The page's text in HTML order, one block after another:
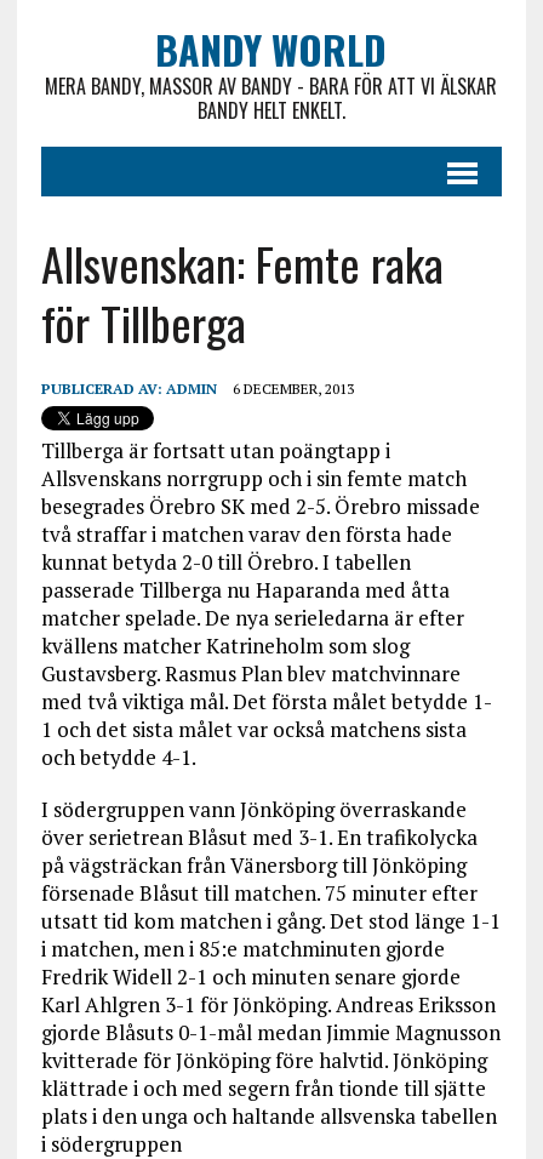
BANDY WORLD
MERA BANDY, MASSOR AV BANDY - BARA FÖR ATT VI ÄLSKAR
BANDY HELT ENKELT.
Allsvenskan: Femte raka
för Tillberga
PUBLICERAD AV: ADMIN 6 DECEMBER, 2013
Tillberga är fortsatt utan poängtapp i
Allsvenskans norrgrupp och i sin femte match
besegrades Örebro SK med 2-5. Örebro missade
två straffar i matchen varav den första hade
kunnat betyda 2-0 till Örebro. I tabellen
passerade Tillberga nu Haparanda med åtta
matcher spelade. De nya serieledarna är efter
kvällens matcher Katrineholm som slog
Gustavsberg. Rasmus Plan blev matchvinnare
med två viktiga mål. Det första målet betydde 1-
1 och det sista målet var också matchens sista
och betydde 4-1.
I södergruppen vann Jönköping överraskande
över serietrean Blåsut med 3-1. En trafikolycka
på vägsträckan från Vänersborg till Jönköping
försenade Blåsut till matchen. 75 minuter efter
utsatt tid kom matchen i gång. Det stod länge 1-1
i matchen, men i 85:e matchminuten gjorde
Fredrik Widell 2-1 och minuten senare gjorde
Karl Ahlgren 3-1 för Jönköping. Andreas Eriksson
gjorde Blåsuts 0-1-mål medan Jimmie Magnusson
kvitterade för Jönköping före halvtid. Jönköping
klättrade i och med segern från tionde till sjätte
plats i den unga och haltande allsvenska tabellen
i södergruppen